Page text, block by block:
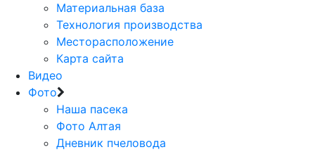
Материальная база
Технология производства
Месторасположение
Карта сайта
Видео
Фото
Наша пасека
Фото Алтая
Дневник пчеловода